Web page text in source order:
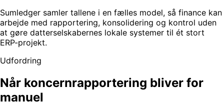
Sumledger samler tallene i en fælles model, så finance kan
arbejde med rapportering, konsolidering og kontrol uden
at gøre datterselskabernes lokale systemer til ét stort
ERP-projekt.
Udfordring
Når koncernrapportering bliver for
manuel